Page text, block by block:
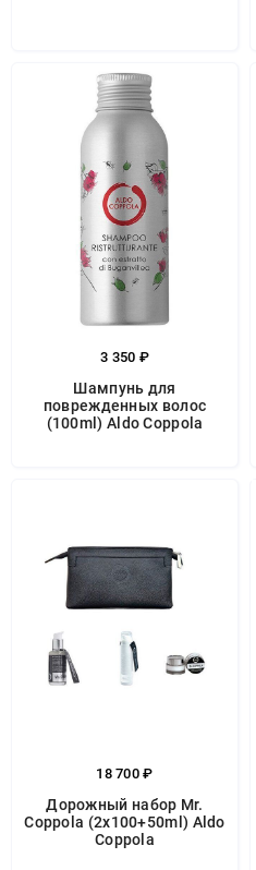
3 350 ₽
Шампунь для
поврежденных волос
(100ml) Aldo Coppola
18 700 ₽
Дорожный набор Mr.
Coppola (2x100+50ml) Aldo
Coppola